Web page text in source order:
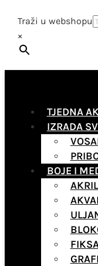
Traži u webshopu
×
TJEDNA
IZRADA
BOJE I